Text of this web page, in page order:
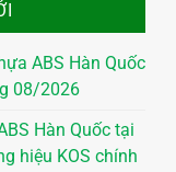
ABS Hàn Quốc
08/2026
Hàn Quốc tại
hiệu KOS chính